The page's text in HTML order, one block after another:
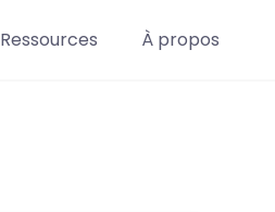
Ressources À propos